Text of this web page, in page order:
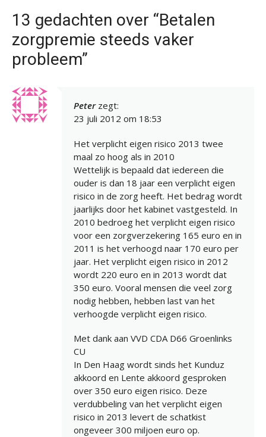
13 gedachten over “Betalen
zorgpremie steeds vaker
probleem”
Peter zegt:
23 juli 2012 om 18:53
Het verplicht eigen risico 2013 twee
maal zo hoog als in 2010
Wettelijk is bepaald dat iedereen die
ouder is dan 18 jaar een verplicht eigen
risico in de zorg heeft. Het bedrag wordt
jaarlijks door het kabinet vastgesteld. In
2010 bedroeg het verplicht eigen risico
voor een zorgverzekering 165 euro en in
2011 is het verhoogd naar 170 euro per
jaar. Het verplicht eigen risico in 2012
wordt 220 euro en in 2013 wordt dat
350 euro. Vooral mensen die veel zorg
nodig hebben, hebben last van het
verhoogde verplicht eigen risico.
Met dank aan VVD CDA D66 Groenlinks
CU
In Den Haag wordt sinds het Kunduz
akkoord en Lente akkoord gesproken
over 350 euro eigen risico. Deze
verdubbeling van het verplicht eigen
risico in 2013 levert de schatkist
ongeveer 300 miljoen euro op.